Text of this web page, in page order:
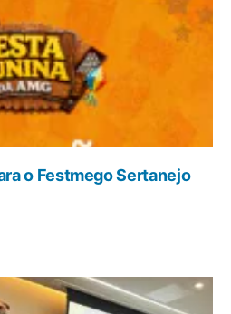
o Festmego Sertanejo